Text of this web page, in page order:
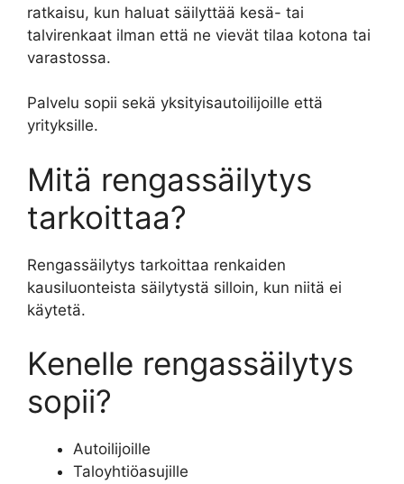
ratkaisu, kun haluat säilyttää kesä- tai
talvirenkaat ilman että ne vievät tilaa kotona tai
varastossa.
Palvelu sopii sekä yksityisautoilijoille että
yrityksille.
Mitä rengassäilytys
tarkoittaa?
Rengassäilytys tarkoittaa renkaiden
kausiluonteista säilytystä silloin, kun niitä ei
käytetä.
Kenelle rengassäilytys
sopii?
Autoilijoille
Taloyhtiöasujille